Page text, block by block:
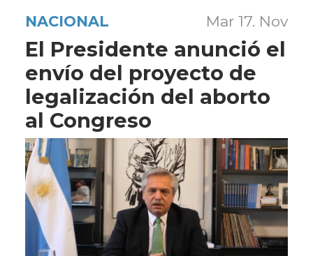
NACIONAL Mar 17. Nov
El Presidente anunció el
envío del proyecto de
legalización del aborto
al Congreso